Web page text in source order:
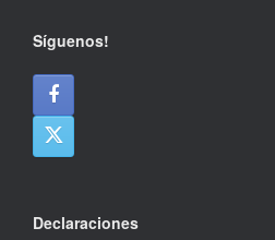
Síguenos!
Declaraciones